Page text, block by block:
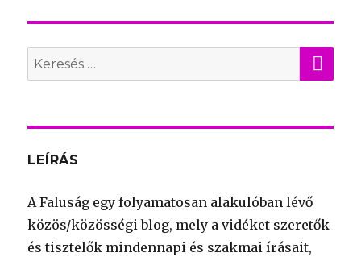
Search
for:
LEÍRÁS
A Faluság egy folyamatosan alakulóban lévő
közös/közösségi blog, mely a vidéket szeretők
és tisztelők mindennapi és szakmai írásait,